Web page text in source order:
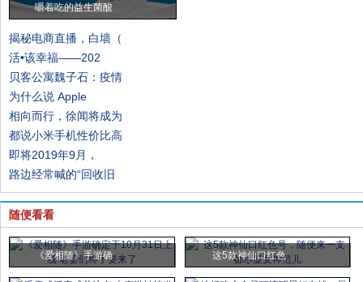
嚼着吃的益生菌酸
揭秘电商直播，白墙（
活•该幸福——202
贝客公寓魏子石：疫情
为什么说 Apple
相向而行，徐闻将成为
都说小米手机性价比高
即将2019年9月，
路边经常喊的“回收旧
随便看看
《爱相随》手游确 这5款神仙口红色